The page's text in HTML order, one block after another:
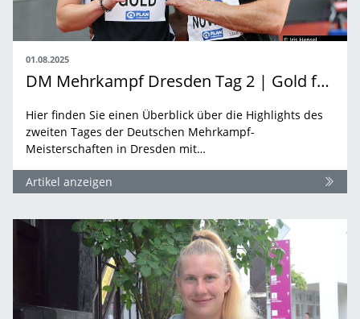
01.08.2025
DM Mehrkampf Dresden Tag 2 | Gold für Sandrina Sprengel und Tim Nowak
Hier finden Sie einen Überblick über die Highlights des
zweiten Tages der Deutschen Mehrkampf-
Meisterschaften in Dresden mit…
Artikel anzeigen